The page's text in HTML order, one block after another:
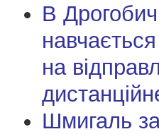
В
на
Шмигаль